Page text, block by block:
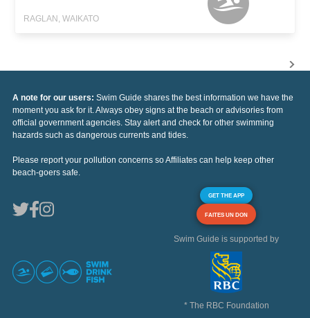
RAGLAN, WAIKATO
A note for our users: Swim Guide shares the best information we have the
moment you ask for it. Always obey signs at the beach or advisories from
official government agencies. Stay alert and check for other swimming
hazards such as dangerous currents and tides.
Please report your pollution concerns so Affiliates can help keep other
beach-goers safe.
GET THE APP
FAITES UN DON
Swim Guide is supported by
* The RBC Foundation